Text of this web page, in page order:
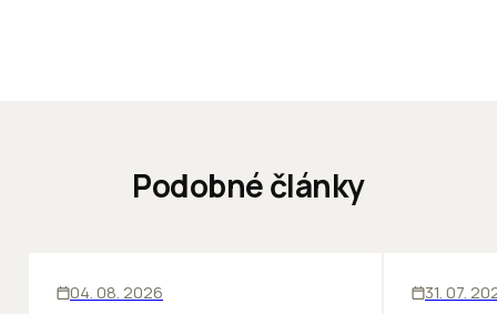
Podobné články
04. 08. 2026 31. 07.